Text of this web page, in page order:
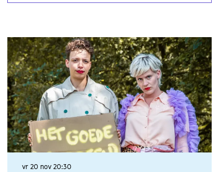
vr 20 nov 20:30